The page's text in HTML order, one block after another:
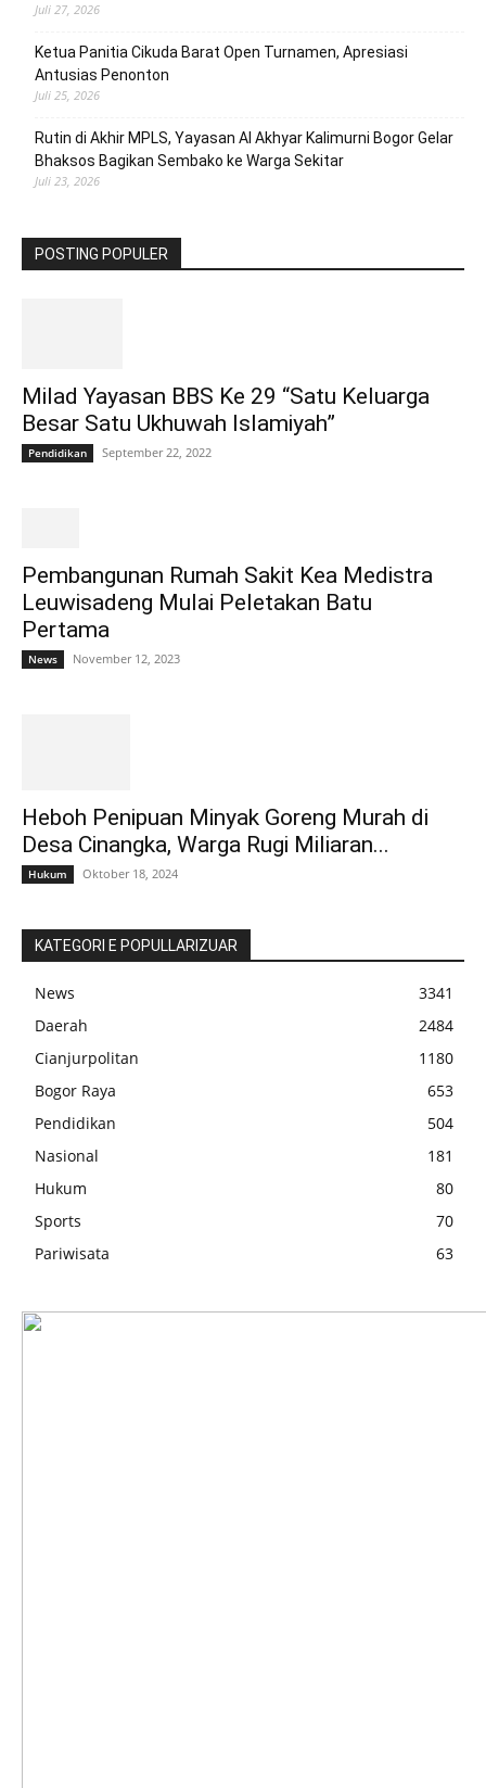
Juli 27, 2026
Ketua Panitia Cikuda Barat Open Turnamen, Apresiasi
Antusias Penonton
Juli 25, 2026
Rutin di Akhir MPLS, Yayasan Al Akhyar Kalimurni Bogor Gelar
Bhaksos Bagikan Sembako ke Warga Sekitar
Juli 23, 2026
POSTING POPULER
Milad Yayasan BBS Ke 29 “Satu Keluarga
Besar Satu Ukhuwah Islamiyah”
Pendidikan September 22, 2022
Pembangunan Rumah Sakit Kea Medistra
Leuwisadeng Mulai Peletakan Batu
Pertama
News November 12, 2023
Heboh Penipuan Minyak Goreng Murah di
Desa Cinangka, Warga Rugi Miliaran...
Hukum Oktober 18, 2024
KATEGORI E POPULLARIZUAR
News
3341
Daerah
2484
Cianjurpolitan
1180
Bogor Raya
653
Pendidikan
504
Nasional
181
Hukum
80
Sports
70
Pariwisata
63